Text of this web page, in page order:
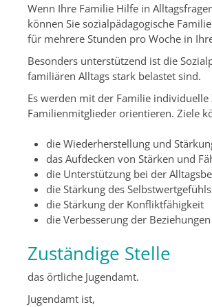
Wenn Ihre Familie Hilfe in
können Sie sozialpädagogische
für mehrere Stunden pro Woche in
Besonders unterstützend ist die
familiären Alltags stark belastet sind.
Es werden mit der Familie
Familien­mitglieder orientieren. Ziele
die Wiederherstellung und
das Aufdecken von Stärken und
die Unterstützung bei der
die Stärkung des Selbstwertgefühls
die Stärkung der Konfliktfähigkeit
die Verbesserung der
Zuständige Stelle
das örtliche Jugendamt.
Jugendamt ist,